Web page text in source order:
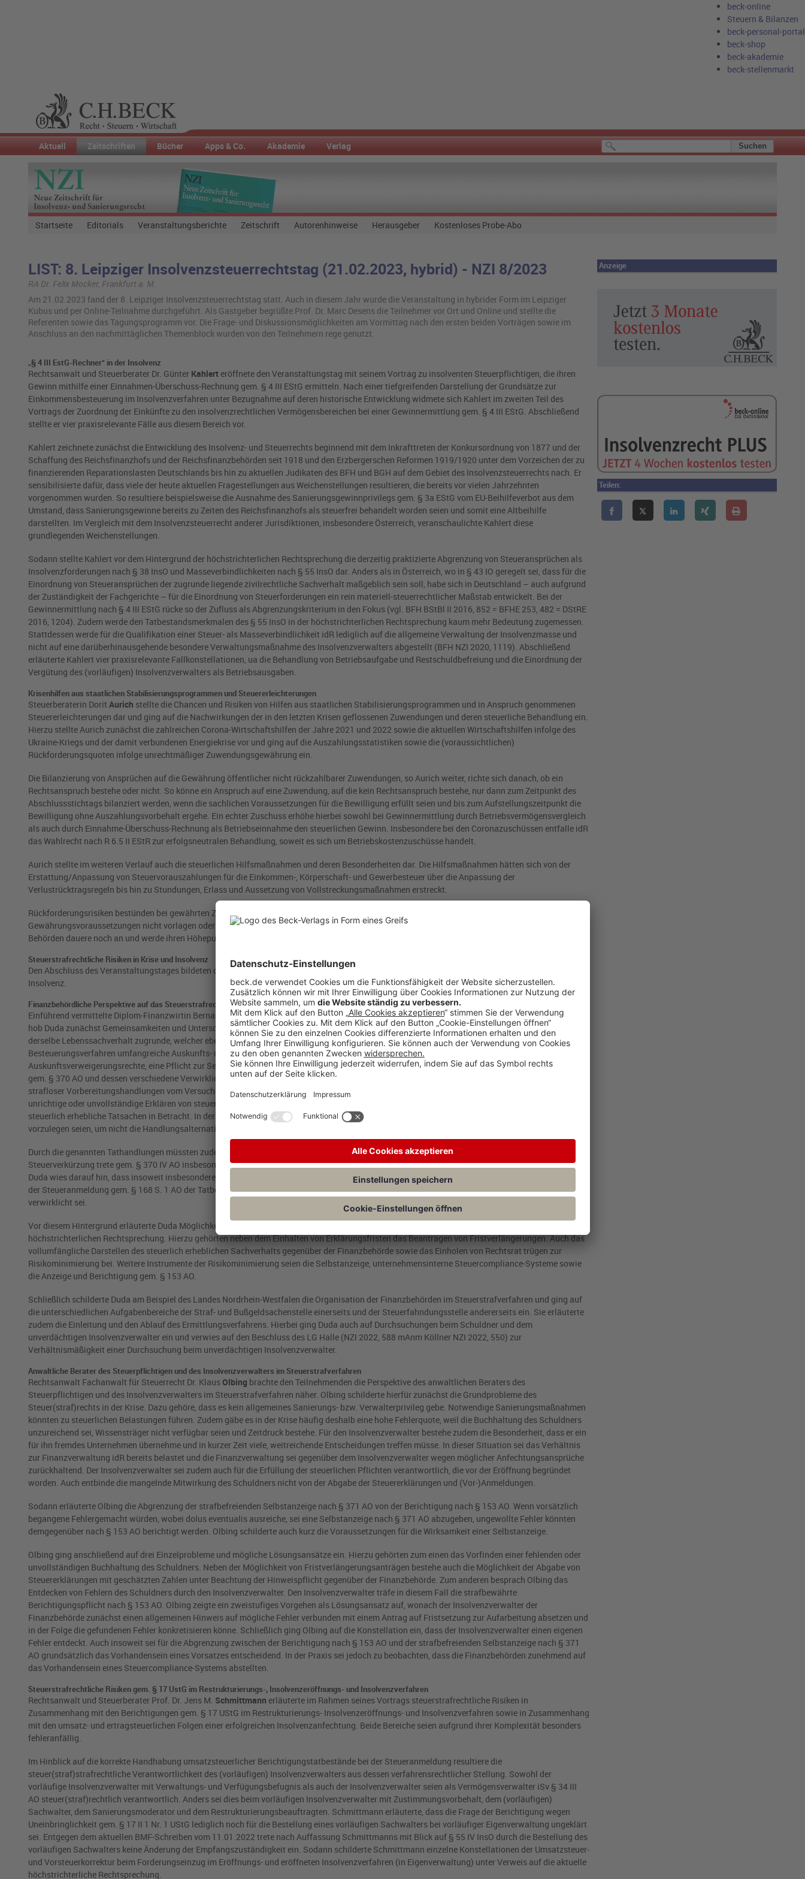
beck-online
Steuern & Bilanzen
beck-personal-portal
beck-shop
beck-akademie
beck-stellenmarkt
Aktuell Zeitschriften Bücher Apps & Co. Akademie Verlag
Startseite Editorials Veranstaltungsberichte Zeitschrift Autorenhinweise Herausgeber Kostenloses Probe-Abo
LIST: 8. Leipziger Insolvenzsteuerrechtstag (21.02.2023, hybrid) - NZI 8/2023
RA Dr. Felix Mocker, Frankfurt a. M.
Am 21.02.2023 fand der 8. Leipziger Insolvenzsteuerrechtstag statt. Auch in diesem Jahr wurde die Veranstaltung in hybrider Form im Leipziger
Kubus und per Online-Teilnahme durchgeführt. Als Gastgeber begrüßte Prof. Dr. Marc Desens die Teilnehmer vor Ort und Online und stellte die
Referenten sowie das Tagungsprogramm vor. Die Frage- und Diskussionsmöglichkeiten am Vormittag nach den ersten beiden Vorträgen sowie im
Anschluss an den nachmittäglichen Themenblock wurden von den Teilnehmern rege genutzt.
„§ 4 III EstG-Rechner“ in der Insolvenz
Rechtsanwalt und Steuerberater Dr. Günter Kahlert eröffnete den Veranstaltungstag mit seinem Vortrag zu insolventen Steuerpflichtigen, die ihren
Gewinn mithilfe einer Einnahmen-Überschuss-Rechnung gem. § 4 III EStG ermitteln. Nach einer tiefgreifenden Darstellung der Grundsätze zur
Einkommensbesteuerung im Insolvenzverfahren unter Bezugnahme auf deren historische Entwicklung widmete sich Kahlert im zweiten Teil des
Vortrags der Zuordnung der Einkünfte zu den insolvenzrechtlichen Vermögensbereichen bei einer Gewinnermittlung gem. § 4 III EStG. Abschließend
stellte er vier praxisrelevante Fälle aus diesem Bereich vor.
Kahlert zeichnete zunächst die Entwicklung des Insolvenz- und Steuerrechts beginnend mit dem Inkrafttreten der Konkursordnung von 1877 und der
Schaffung des Reichsfinanzhofs und der Reichsfinanzbehörden seit 1918 und den Erzbergerschen Reformen 1919/1920 unter dem Vorzeichen der zu
finanzierenden Reparationslasten Deutschlands bis hin zu aktuellen Judikaten des BFH und BGH auf dem Gebiet des Insolvenzsteuerrechts nach. Er
sensibilisierte dafür, dass viele der heute aktuellen Fragestellungen aus Weichenstellungen resultieren, die bereits vor vielen Jahrzehnten
vorgenommen wurden. So resultiere beispielsweise die Ausnahme des Sanierungsgewinnprivilegs gem. § 3a EStG vom EU-Beihilfeverbot aus dem
Umstand, dass Sanierungsgewinne bereits zu Zeiten des Reichsfinanzhofs als steuerfrei behandelt worden seien und somit eine Altbeihilfe
darstellten. Im Vergleich mit dem Insolvenzsteuerrecht anderer Jurisdiktionen, insbesondere Österreich, veranschaulichte Kahlert diese
grundlegenden Weichenstellungen.
Sodann stellte Kahlert vor dem Hintergrund der höchstrichterlichen Rechtsprechung die derzeitig praktizierte Abgrenzung von Steueransprüchen als
Insolvenzforderungen nach § 38 InsO und Masseverbindlichkeiten nach § 55 InsO dar. Anders als in Österreich, wo in § 43 IO geregelt sei, dass für die
Einordnung von Steueransprüchen der zugrunde liegende zivilrechtliche Sachverhalt maßgeblich sein soll, habe sich in Deutschland – auch aufgrund
der Zuständigkeit der Fachgerichte – für die Einordnung von Steuerforderungen ein rein materiell-steuerrechtlicher Maßstab entwickelt. Bei der
Gewinnermittlung nach § 4 III EStG rücke so der Zufluss als Abgrenzungskriterium in den Fokus (vgl. BFH BStBl II 2016, 852 = BFHE 253, 482 = DStRE
2016, 1204). Zudem werde den Tatbestandsmerkmalen des § 55 InsO in der höchstrichterlichen Rechtsprechung kaum mehr Bedeutung zugemessen.
Stattdessen werde für die Qualifikation einer Steuer- als Masseverbindlichkeit idR lediglich auf die allgemeine Verwaltung der Insolvenzmasse und
nicht auf eine darüberhinausgehende besondere Verwaltungsmaßnahme des Insolvenzverwalters abgestellt (BFH NZI 2020, 1119). Abschließend
erläuterte Kahlert vier praxisrelevante Fallkonstellationen, ua die Behandlung von Betriebsaufgabe und Restschuldbefreiung und die Einordnung der
Vergütung des (vorläufigen) Insolvenzverwalters als Betriebsausgaben.
Krisenhilfen aus staatlichen Stabilisierungsprogrammen und Steuererleichterungen
Steuerberaterin Dorit Aurich stellte die Chancen und Risiken von Hilfen aus staatlichen Stabilisierungsprogrammen und in Anspruch genommenen
Steuererleichterungen dar und ging auf die Nachwirkungen der in den letzten Krisen geflossenen Zuwendungen und deren steuerliche Behandlung ein.
Hierzu stellte Aurich zunächst die zahlreichen Corona-Wirtschaftshilfen der Jahre 2021 und 2022 sowie die aktuellen Wirtschaftshilfen infolge des
Ukraine-Kriegs und der damit verbundenen Energiekrise vor und ging auf die Auszahlungsstatistiken sowie die (voraussichtlichen)
Rückforderungsquoten infolge unrechtmäßiger Zuwendungsgewährung ein.
Die Bilanzierung von Ansprüchen auf die Gewährung öffentlicher nicht rückzahlbarer Zuwendungen, so Aurich weiter, richte sich danach, ob ein
Rechtsanspruch bestehe oder nicht. So könne ein Anspruch auf eine Zuwendung, auf die kein Rechtsanspruch bestehe, nur dann zum Zeitpunkt des
Abschlussstichtags bilanziert werden, wenn die sachlichen Voraussetzungen für die Bewilligung erfüllt seien und bis zum Aufstellungszeitpunkt die
Bewilligung ohne Auszahlungsvorbehalt ergehe. Ein echter Zuschuss erhöhe hierbei sowohl bei Gewinnermittlung durch Betriebsvermögensvergleich
als auch durch Einnahme-Überschuss-Rechnung als Betriebseinnahme den steuerlichen Gewinn. Insbesondere bei den Coronazuschüssen entfalle idR
das Wahlrecht nach R 6.5 II EStR zur erfolgsneutralen Behandlung, soweit es sich um Betriebskostenzuschüsse handelt.
Aurich stellte im weiteren Verlauf auch die steuerlichen Hilfsmaßnahmen und deren Besonderheiten dar. Die Hilfsmaßnahmen hätten sich von der
Erstattung/Anpassung von Steuervorauszahlungen für die Einkommen-, Körperschaft- und Gewerbesteuer über die Anpassung der
Verlustrücktragsregeln bis hin zu Stundungen, Erlass und Aussetzung von Vollstreckungsmaßnahmen erstreckt.
Rückforderungsrisiken bestünden bei gewährten Zuschüssen und steuerlichen Hilfsmaßnahmen, so Aurich, besonders in Fällen, in denen die
Gewährungsvoraussetzungen nicht vorlagen oder nachträglich präzisiert wurden. Die Aufarbeitung etwaiger Rückforderungsansprüche durch die
Behörden dauere noch an und werde ihren Höhepunkt voraussichtlich erst in den nächsten Monaten erreichen.
Steuerstrafrechtliche Risiken in Krise und Insolvenz
Den Abschluss des Veranstaltungstages bildeten die Impulsvorträge aus unterschiedlichen Perspektiven zu strafrechtlichen Risiken in Krise und
Insolvenz.
Finanzbehördliche Perspektive auf das Steuerstrafrecht
Einführend vermittelte Diplom-Finanzwirtin BernadetteDuda, LL.M., Einblicke in die finanzbehördliche Perspektive auf das Steuerstrafrecht. Hierzu
hob Duda zunächst Gemeinsamkeiten und Unterschiede des Besteuerungsverfahrens und des Steuerstrafverfahrens hervor. Beiden liege häufig
derselbe Lebenssachverhalt zugrunde, welcher ebenso häufig vom selben Sachbearbeiter ermittelt werde. Während den Steuerpflichtigen im
Besteuerungsverfahren umfangreiche Auskunfts- und Mitwirkungspflichten träfen, bestünden im Steuerstrafverfahren regelmäßig
Auskunftsverweigerungsrechte, eine Pflicht zur Selbstbelastung bestehe nicht. Duda ging sodann näher auf den Tatbestand der Steuerhinterziehung
gem. § 370 AO und dessen verschiedene Verwirklichungsalternativen ein. Sie erinnerte hierbei zunächst an die Notwendigkeit der Unterscheidung
strafloser Vorbereitungshandlungen vom Versuchsstadium und der vollendeten Steuerhinterziehung. Als Tathandlungen kämen insbesondere das
unrichtige oder unvollständige Erklären von steuerlich erheblichen Tatsachen gem. § 370 I Nr. 1 AO und das pflichtwidrige in Unkenntnis lassen über
steuerlich erhebliche Tatsachen in Betracht. In der Praxis werde derzeit, so Duda, verstärkt diskutiert, welche Informationen der Finanzbehörde konkret
vorzulegen seien, um nicht die Handlungsalternative des in Unkenntnis lassen zu verwirklichen.
Durch die genannten Tathandlungen müssten zudem Steuern verkürzt oder nicht gerechtfertigte Steuervorteile erlangt werden. Der Taterfolg der
Steuerverkürzung trete gem. § 370 IV AO insbesondere bereits ein, wenn die Steuern nicht rechtzeitig oder nicht in voller Höhe festgesetzt würden.
Duda wies darauf hin, dass insoweit insbesondere bei den Anmeldesteuern wie der Umsatzsteuer und der Lohnsteuer wegen der Festsetzungswirkung
der Steueranmeldung gem. § 168 S. 1 AO der Tatbestand der Steuerverkürzung regelmäßig bereits mit Steueranmeldung nach Fristablauf objektiv
verwirklicht sei.
Vor diesem Hintergrund erläuterte Duda Möglichkeiten zur Minimierung eines etwaigen Strafbarkeitsrisikos unter Einbeziehung der
höchstrichterlichen Rechtsprechung. Hierzu gehörten neben dem Einhalten von Erklärungsfristen das Beantragen von Fristverlängerungen. Auch das
vollumfängliche Darstellen des steuerlich erheblichen Sachverhalts gegenüber der Finanzbehörde sowie das Einholen von Rechtsrat trügen zur
Risikominimierung bei. Weitere Instrumente der Risikominimierung seien die Selbstanzeige, unternehmensinterne Steuercompliance-Systeme sowie
die Anzeige und Berichtigung gem. § 153 AO.
Schließlich schilderte Duda am Beispiel des Landes Nordrhein-Westfalen die Organisation der Finanzbehörden im Steuerstrafverfahren und ging auf
die unterschiedlichen Aufgabenbereiche der Straf- und Bußgeldsachenstelle einerseits und der Steuerfahndungsstelle andererseits ein. Sie erläuterte
zudem die Einleitung und den Ablauf des Ermittlungsverfahrens. Hierbei ging Duda auch auf Durchsuchungen beim Schuldner und dem
unverdächtigen Insolvenzverwalter ein und verwies auf den Beschluss des LG Halle (NZI 2022, 588 mAnm Köllner NZI 2022, 550) zur
Verhältnismäßigkeit einer Durchsuchung beim unverdächtigen Insolvenzverwalter.
Anwaltliche Berater des Steuerpflichtigen und des Insolvenzverwalters im Steuerstrafverfahren
Rechtsanwalt Fachanwalt für Steuerrecht Dr. KlausOlbing brachte den Teilnehmenden die Perspektive des anwaltlichen Beraters des
Steuerpflichtigen und des Insolvenzverwalters im Steuerstrafverfahren näher. Olbing schilderte hierfür zunächst die Grundprobleme des
Steuer(straf)rechts in der Krise. Dazu gehöre, dass es kein allgemeines Sanierungs- bzw. Verwalterprivileg gebe. Notwendige Sanierungsmaßnahmen
könnten zu steuerlichen Belastungen führen. Zudem gäbe es in der Krise häufig deshalb eine hohe Fehlerquote, weil die Buchhaltung des Schuldners
unzureichend sei, Wissensträger nicht verfügbar seien und Zeitdruck bestehe. Für den Insolvenzverwalter bestehe zudem die Besonderheit, dass er ein
für ihn fremdes Unternehmen übernehme und in kurzer Zeit viele, weitreichende Entscheidungen treffen müsse. In dieser Situation sei das Verhältnis
zur Finanzverwaltung idR bereits belastet und die Finanzverwaltung sei gegenüber dem Insolvenzverwalter wegen möglicher Anfechtungsansprüche
zurückhaltend. Der Insolvenzverwalter sei zudem auch für die Erfüllung der steuerlichen Pflichten verantwortlich, die vor der Eröffnung begründet
worden. Auch entbinde die mangelnde Mitwirkung des Schuldners nicht von der Abgabe der Steuererklärungen und (Vor-)Anmeldungen.
Sodann erläuterte Olbing die Abgrenzung der strafbefreienden Selbstanzeige nach § 371 AO von der Berichtigung nach § 153 AO. Wenn vorsätzlich
begangene Fehlergemacht würden, wobei dolus eventualis ausreiche, sei eine Selbstanzeige nach § 371 AO abzugeben, ungewollte Fehler könnten
demgegenüber nach § 153 AO berichtigt werden. Olbing schilderte auch kurz die Voraussetzungen für die Wirksamkeit einer Selbstanzeige.
Olbing ging anschließend auf drei Einzelprobleme und mögliche Lösungsansätze ein. Hierzu gehörten zum einen das Vorfinden einer fehlenden oder
unvollständigen Buchhaltung des Schuldners. Neben der Möglichkeit von Fristverlängerungsanträgen bestehe auch die Möglichkeit der Abgabe von
Steuererklärungen mit geschätzten Zahlen unter Beachtung der Hinweispflicht gegenüber der Finanzbehörde. Zum anderen besprach Olbing das
Entdecken von Fehlern des Schuldners durch den Insolvenzverwalter. Den Insolvenzverwalter träfe in diesem Fall die strafbewährte
Berichtigungspflicht nach § 153 AO. Olbing zeigte ein zweistufiges Vorgehen als Lösungsansatz auf, wonach der Insolvenzverwalter der
Finanzbehörde zunächst einen allgemeinen Hinweis auf mögliche Fehler verbunden mit einem Antrag auf Fristsetzung zur Aufarbeitung absetzen und
in der Folge die gefundenen Fehler konkretisieren könne. Schließlich ging Olbing auf die Konstellation ein, dass der Insolvenzverwalter einen eigenen
Fehler entdeckt. Auch insoweit sei für die Abgrenzung zwischen der Berichtigung nach § 153 AO und der strafbefreienden Selbstanzeige nach § 371
AO grundsätzlich das Vorhandensein eines Vorsatzes entscheidend. In der Praxis sei jedoch zu beobachten, dass die Finanzbehörden zunehmend auf
das Vorhandensein eines Steuercompliance-Systems abstellten.
Steuerstrafrechtliche Risiken gem. § 17 UstG im Restrukturierungs-, Insolvenzeröffnungs- und Insolvenzverfahren
Rechtsanwalt und Steuerberater Prof. Dr. Jens M. Schmittmann erläuterte im Rahmen seines Vortrags steuerstrafrechtliche Risiken in
Zusammenhang mit den Berichtigungen gem. § 17 UStG im Restrukturierungs- Insolvenzeröffnungs- und Insolvenzverfahren sowie in Zusammenhang
mit den umsatz- und ertragsteuerlichen Folgen einer erfolgreichen Insolvenzanfechtung. Beide Bereiche seien aufgrund ihrer Komplexität besonders
fehleranfällig.
Im Hinblick auf die korrekte Handhabung umsatzsteuerlicher Berichtigungstatbestände bei der Steueranmeldung resultiere die
steuer(straf)strafrechtliche Verantwortlichkeit des (vorläufigen) Insolvenzverwalters aus dessen verfahrensrechtlicher Stellung. Sowohl der
vorläufige Insolvenzverwalter mit Verwaltungs- und Verfügungsbefugnis als auch der Insolvenzverwalter seien als Vermögensverwalter iSv § 34 III
AO steuer(straf)rechtlich verantwortlich. Anders sei dies beim vorläufigen Insolvenzverwalter mit Zustimmungsvorbehalt, dem (vorläufigen)
Sachwalter, dem Sanierungsmoderator und dem Restrukturierungsbeauftragten. Schmittmann erläuterte, dass die Frage der Berichtigung wegen
Uneinbringlichkeit gem. § 17 II 1 Nr. 1 UStG lediglich noch für die Bestellung eines vorläufigen Sachwalters bei vorläufiger Eigenverwaltung ungeklärt
sei. Entgegen dem aktuellen BMF-Schreiben vom 11.01.2022 trete nach Auffassung Schmittmanns mit Blick auf § 55 IV InsO durch die Bestellung des
vorläufigen Sachwalters keine Änderung der Empfangszuständigkeit ein. Sodann schilderte Schmittmann einzelne Konstellationen der Umsatzsteuer-
und Vorsteuerkorrektur beim Forderungseinzug im Eröffnungs- und eröffneten Insolvenzverfahren (in Eigenverwaltung) unter Verweis auf die aktuelle
höchstrichterliche Rechtsprechung.
Anzeige
Teilen: